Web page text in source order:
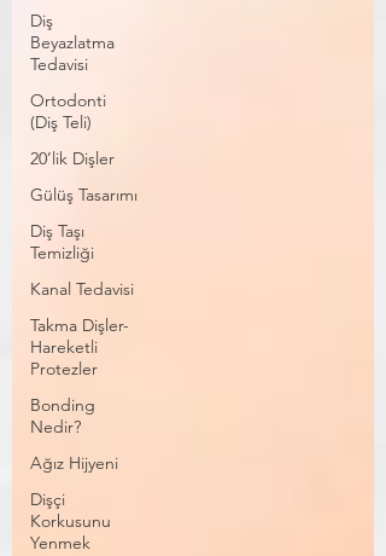
Diş
Beyazlatma
Tedavisi
Ortodonti
(Diş Teli)
20’lik Dişler
Gülüş Tasarımı
Diş Taşı
Temizliği
Kanal Tedavisi
Takma Dişler-
Hareketli
Protezler
Bonding
Nedir?
Ağız Hijyeni
Dişçi
Korkusunu
Yenmek